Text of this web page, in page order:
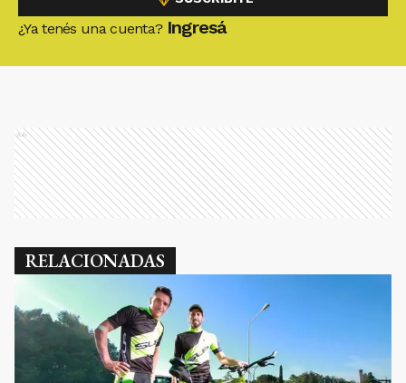
¿Ya tenés una cuenta? Ingresá
Ads
RELACIONADAS